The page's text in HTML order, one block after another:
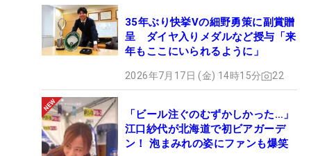
35年ぶり快挙Vの細野勇策に副賞贈
呈 ダイヤ入りメダルなど授与「来
年もここにいられるように」
2026年7月17日 (金) 14時15分 22
「ビール注ぐのむずかしかった…」
江口紗代が北海道で初ビアガーデ
ン！ 泡まみれの姿にファンも爆笑